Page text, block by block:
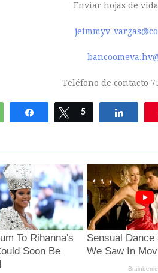
Enviar hojas de
Teléfono de contacto
WhatsApp Compartir Twittear
5